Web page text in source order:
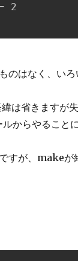
2
のはなく、い
は省きますが失
からやることに
すが、makeが